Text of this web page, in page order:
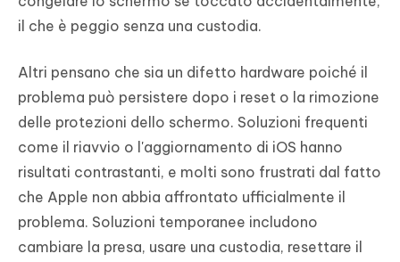
il che è peggio senza una custodia.
Altri pensano che sia un difetto hardware poiché il
problema può persistere dopo i reset o la rimozione
delle protezioni dello schermo. Soluzioni frequenti
come il riavvio o l'aggiornamento di iOS hanno
risultati contrastanti, e molti sono frustrati dal fatto
che Apple non abbia affrontato ufficialmente il
problema. Soluzioni temporanee includono
cambiare la presa, usare una custodia, resettare il